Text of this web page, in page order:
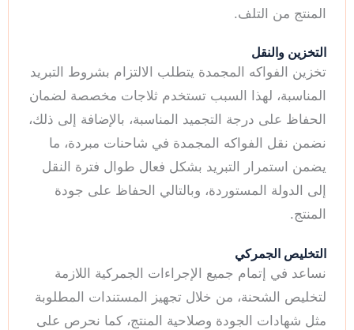
المنتج من التلف.
التخزين والنقل
تخزين الفواكه المجمدة يتطلب الالتزام بشروط التبريد
المناسبة، لهذا السبب تستخدم ثلاجات مخصصة لضمان
الحفاظ على درجة التجميد المناسبة، بالإضافة إلى ذلك،
نضمن نقل الفواكه المجمدة في شاحنات مبردة، ما
يضمن استمرار التبريد بشكل فعال طوال فترة النقل
إلى الدولة المستوردة، وبالتالي الحفاظ على جودة
المنتج.
التخليص الجمركي
نساعد في إتمام جميع الإجراءات الجمركية اللازمة
لتخليص الشحنة، من خلال تجهيز المستندات المطلوبة
مثل شهادات الجودة وصلاحية المنتج، كما نحرص على